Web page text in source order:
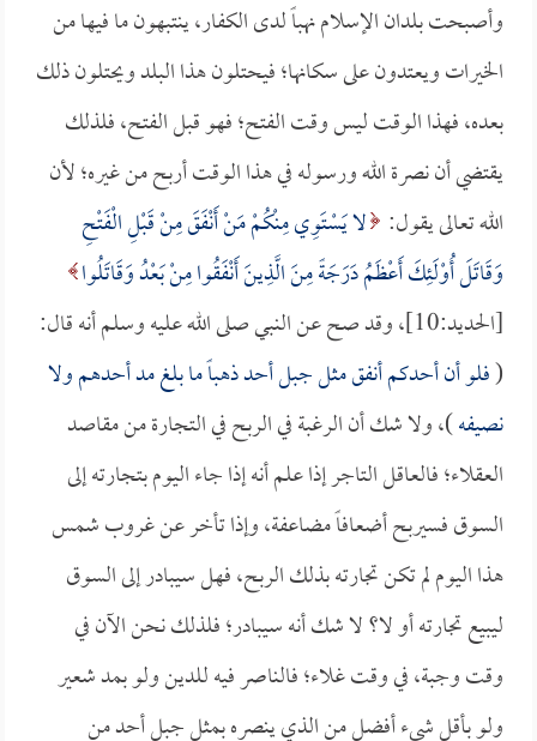
وأصبحت بلدان الإسلام نهباً لدى الكفار، ينتبهون ما فيها من
الخيرات ويعتدون على سكانها؛ فيحتلون هذا البلد ويحتلون ذلك
بعده، فهذا الوقت ليس وقت الفتح؛ فهو قبل الفتح، فلذلك
يقتضي أن نصرة الله ورسوله في هذا الوقت أربح من غيره؛ لأن
الله تعالى يقول: لا يَسْتَوِي مِنْكُمْ مَنْ أَنْفَقَ مِنْ قَبْلِ الْفَتْحِ
وَقَاتَلَ أُوْلَئِكَ أَعْظَمُ دَرَجَةً مِنَ الَّذِينَ أَنْفَقُوا مِنْ بَعْدُ وَقَاتَلُوا
[الحديد:10]، وقد صح عن النبي صلى الله عليه وسلم أنه قال:
(فلو أن أحدكم أنفق مثل جبل أحد ذهباً ما بلغ مد أحدهم ولا
نصيفه)، ولا شك أن الرغبة في الربح في التجارة من مقاصد
العقلاء؛ فالعاقل التاجر إذا علم أنه إذا جاء اليوم بتجارته إلى
السوق فسيربح أضعافاً مضاعفة، وإذا تأخر عن غروب شمس
هذا اليوم لم تكن تجارته بذلك الربح، فهل سيبادر إلى السوق
ليبيع تجارته أو لا؟ لا شك أنه سيبادر؛ فلذلك نحن الآن في
وقت وجبة، في وقت غلاء؛ فالناصر فيه للدين ولو بمد شعير
ولو بأقل شيء أفضل من الذي ينصره بمثل جبل أحد من